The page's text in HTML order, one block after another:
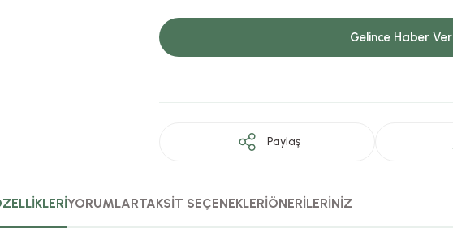
Gelince Haber Ver
Paylaş
YORUMLARTAKSİT SEÇENEKLERİÖNERİLERİNİZ